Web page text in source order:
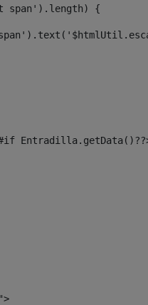
span').length) {